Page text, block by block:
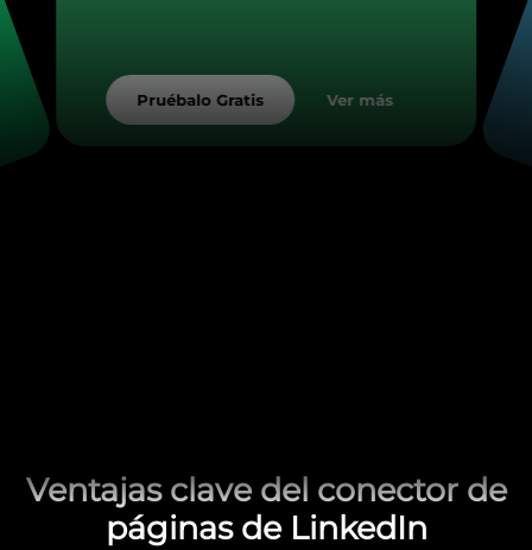
Pruébalo Gratis Ver más
Ventajas clave del conector de
páginas de LinkedIn